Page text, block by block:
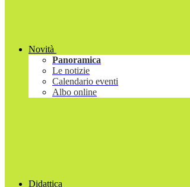
Novità
Panoramica
Le notizie
Calendario eventi
Albo online
Didattica